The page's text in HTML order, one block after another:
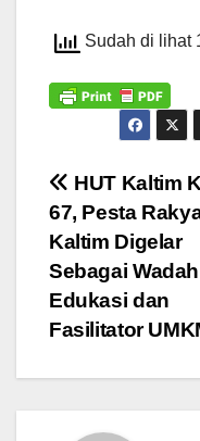
Sudah di lihat
Navigasi
pos
HUT Kaltim
67, Pesta
Kaltim Digelar
Sebagai Wadah
Edukasi dan
Fasilitator